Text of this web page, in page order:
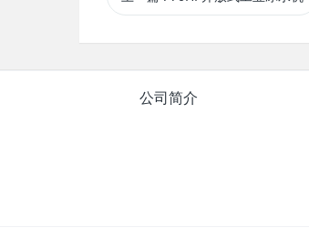
公司简介